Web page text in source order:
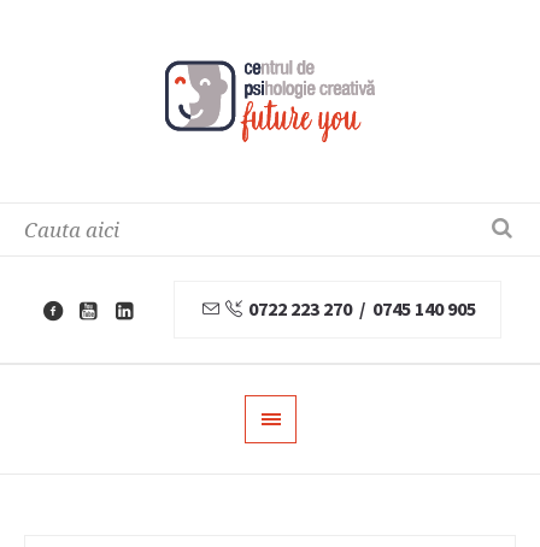
0722 223 270 / 0745 140 905